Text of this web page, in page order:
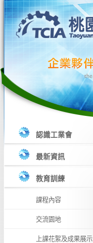
認識工業會
最新資訊
教育訓練
課程內容
交流園地
上課花絮及成果展示